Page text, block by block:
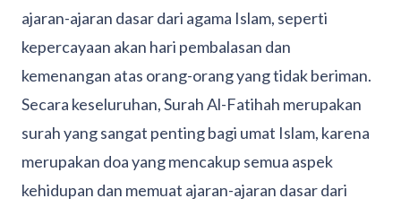
ajaran-ajaran dasar dari agama Islam, seperti
kepercayaan akan hari pembalasan dan
kemenangan atas orang-orang yang tidak beriman.
Secara keseluruhan, Surah Al-Fatihah merupakan
surah yang sangat penting bagi umat Islam, karena
merupakan doa yang mencakup semua aspek
kehidupan dan memuat ajaran-ajaran dasar dari